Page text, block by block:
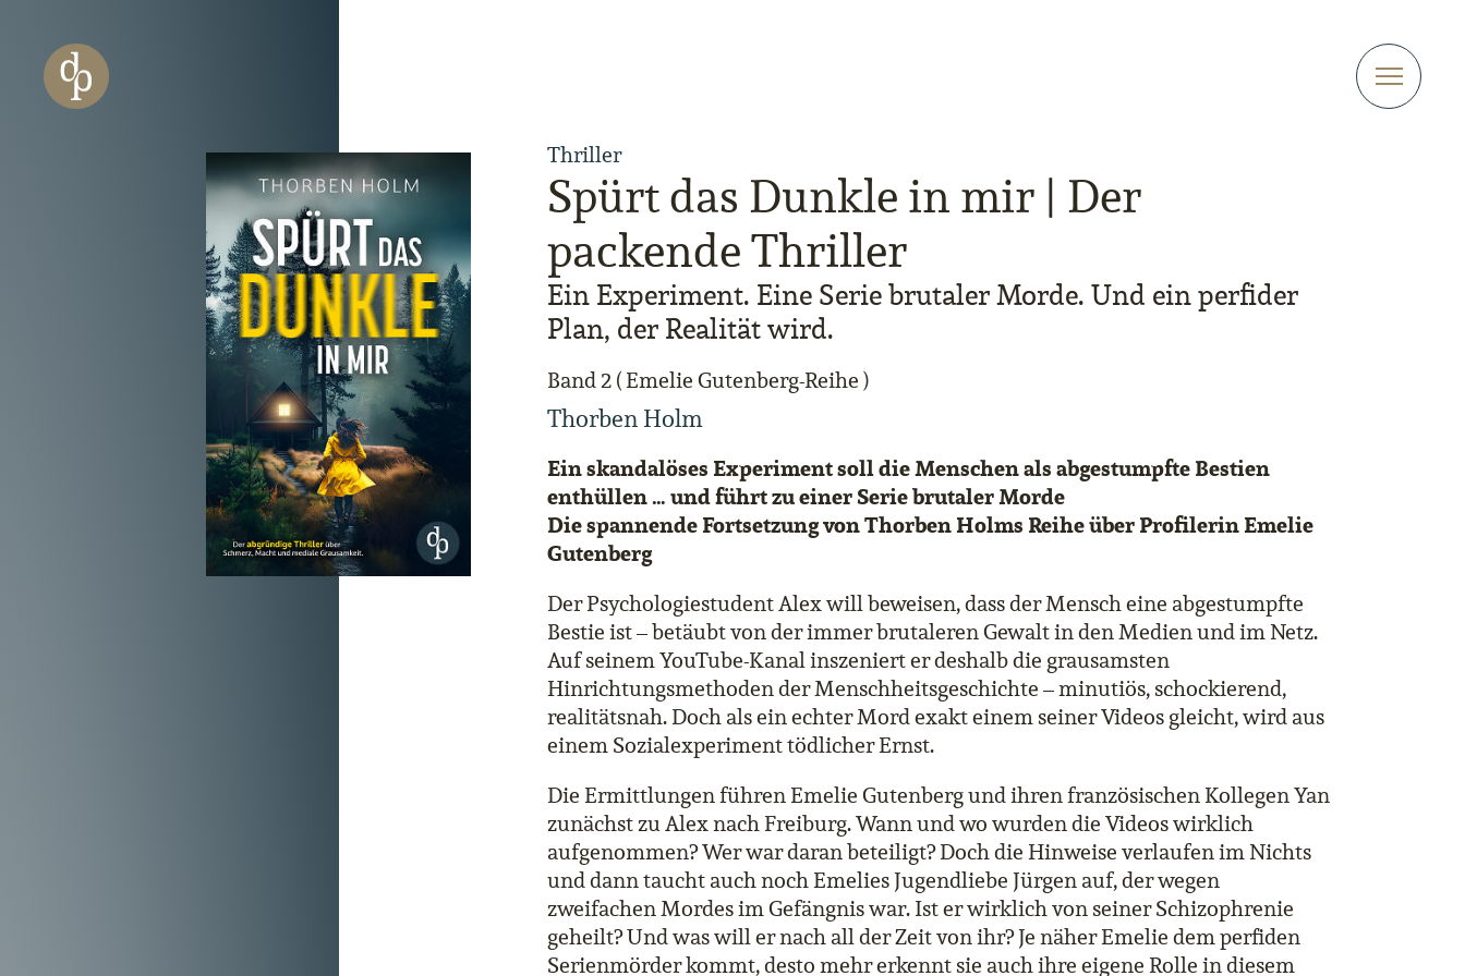
Zur Navigation springen
Zur Website-Suche springen
Spürt das Dunkle in mir | Der
packende Thriller
Ein Experiment. Eine Serie brutaler Morde. Und ein perfider
Plan, der Realität wird.
Band 2 ( Emelie Gutenberg-Reihe )
Thorben Holm
Thriller
Ein skandalöses Experiment soll die Menschen als abgestumpfte Bestien
enthüllen … und führt zu einer Serie brutaler Morde
Die spannende Fortsetzungvon Thorben Holms Reihe über Profilerin Emelie
Gutenberg
Der Psychologiestudent Alex will beweisen, dass der Mensch eine abgestumpfte
Bestie ist – betäubt von der immer brutaleren Gewalt in den Medien und im Netz.
Auf seinem YouTube-Kanal inszeniert er deshalb die grausamsten
Hinrichtungsmethoden der Menschheitsgeschichte – minutiös, schockierend,
realitätsnah. Doch als ein echter Mord exakt einem seiner Videos gleicht, wird aus
einem Sozialexperiment tödlicher Ernst.
Die Ermittlungen führen Emelie Gutenberg und ihren französischen Kollegen Yan
zunächst zu Alex nach Freiburg. Wann und wo wurden die Videos wirklich
aufgenommen? Wer war daran beteiligt? Doch die Hinweise verlaufen im Nichts
und dann taucht auch noch Emelies Jugendliebe Jürgen auf, der wegen
zweifachen Mordes im Gefängnis war. Ist er wirklich von seiner Schizophrenie
geheilt? Und was will er nach all der Zeit von ihr? Je näher Emelie dem perfiden
Serienmörder kommt, desto mehr erkennt sie auch ihre eigene Rolle in diesem